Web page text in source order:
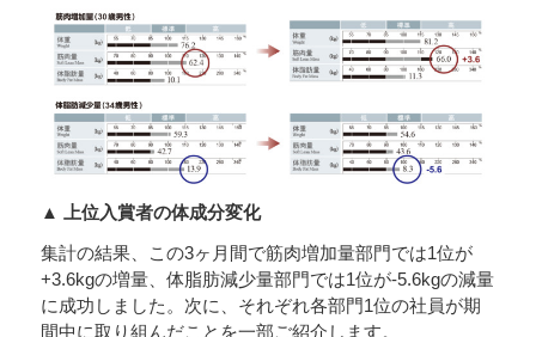
▲ 上位入賞者の体成分変化
集計の結果、この3ヶ月間で筋肉増加量部門では1位が
+3.6kgの増量、体脂肪減少量部門では1位が-5.6kgの減量
に成功しました。次に、それぞれ各部門1位の社員が期
間中に取り組んだことを一部ご紹介します。